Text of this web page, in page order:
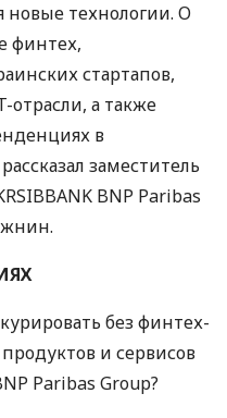
технологии. О
финтех,
стартапов,
а также
в
заместитель
BNP Paribas
без финтех-
и сервисов
Paribas Group?